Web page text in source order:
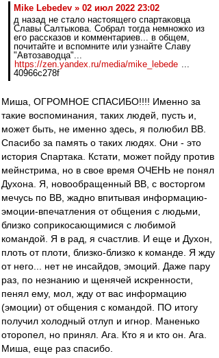
Mike Lebedev » 02 июл 2022 23:02
д назад не стало настоящего спартаковца
Славы Салтыкова. Собрал тогда немножко из
его рассказов и комментариев... в общем,
почитайте и вспомните или узнайте Славу
"Автозаводца"...
https://zen.yandex.ru/media/mike_lebede ...
40966c278f
Миша, ОГРОМНОЕ СПАСИБО!!!! Именно за
такие воспоминания, таких людей, пусть и,
может быть, не именно здесь, я полюбил ВВ.
Спасибо за память о таких людях. Они - это
история Спартака. Кстати, может пойду против
мейнстрима, но в свое время ОЧЕНЬ не понял
Духона. Я, новообращенный ВВ, с восторгом
мечусь по ВВ, жадно впитывая информацию-
эмоции-впечатления от общения с людьми,
близко соприкосающимися с любимой
командой. Я в рад, я счастлив. И еще и Духон,
плоть от плоти, близко-близко к команде. Я жду
от него... нет не инсайдов, эмоций. Даже пару
раз, по незнанию и щенячей искренности,
пенял ему, мол, жду от вас информацию
(эмоции) от общения с командой. ПО итогу
получил холодный отлуп и игнор. Маненько
оторопел, но принял. Ага. Кто я и кто он. Ага.
Миша, еще раз спасибо.